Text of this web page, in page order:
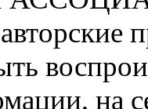
на